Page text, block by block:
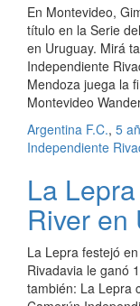
En Montevideo,
título en la Serie
en Uruguay. Mirá
Independiente
Mendoza juega la
Montevideo
Argentina F.C., 5
Independiente
La
River en
La Lepra festejó
Rivadavia le ganó
también: La Lepra